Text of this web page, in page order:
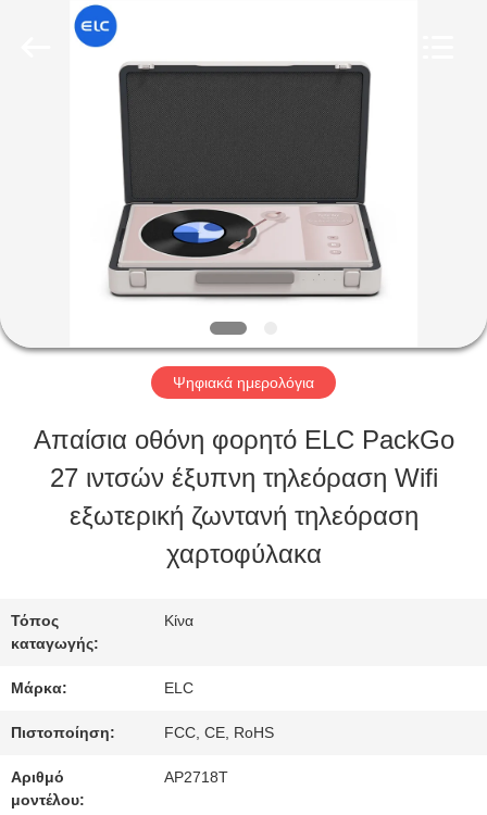
ΠΡΟΪΌΝΤΑ
ΠΕΡΊΠΟΥ
ΕΜΕΊΣ
ΕΡΓΟΣΤΑΣΊΩΝ
ΠΟΙΟΤΙΚΌΣ
ΜΑΣ
ΕΛΆΤΕ
ΣΕ
ΕΠΑΦΉ
Ψηφιακά ημερολόγια
Απαίσια οθόνη φορητό ELC PackGo
27 ιντσών έξυπνη τηλεόραση Wifi
εξωτερική ζωντανή τηλεόραση
χαρτοφύλακα
Τόπος
καταγωγής:
Κίνα
Μάρκα: ELC
Πιστοποίηση: FCC, CE, RoHS
Αριθμό
μοντέλου:
AP2718T